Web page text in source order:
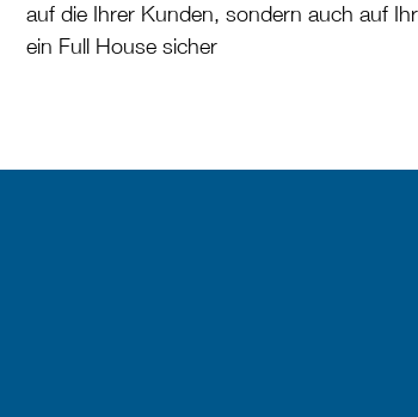
auf die Ihrer Kunden, sondern auch auf
ein Full House sicher